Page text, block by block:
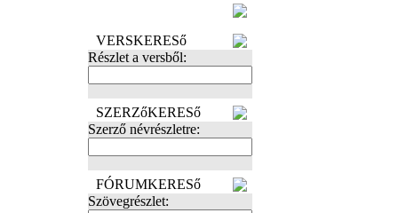
VERSKERESő
Részlet a versből:
SZERZőKERESő
Szerző névrészletre:
FÓRUMKERESő
Szövegrészlet: